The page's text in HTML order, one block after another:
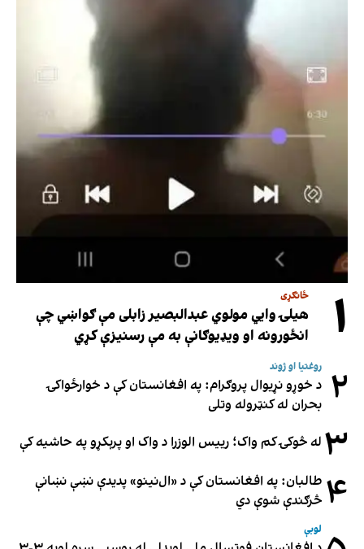
۱ ځانګړی
هیلۍ وایي مولوي عبدالبصیر زابلی مې ګواښي چې
انځورونه او ویډیوګانې به مې رسنیزې کړي
۲ روغتیا او ژوند
د خوړو نړیوال پروګرام: په افغانستان کې د خوارځواکۍ
بحران له کنټروله وتلی
۳ له څوکۍ کم واک؛ رییس الوزرا د واک او پرېکړو په حاشیه کې
۴ طالبان: په افغانستان کې د «ال‌نینو» پدیدې نښې نښانې
څرګندې شوې دي
لوبې